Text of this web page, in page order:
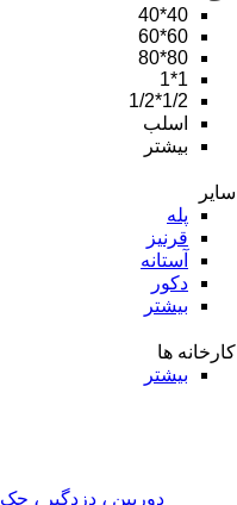
40*40
60*60
80*80
1*1
1/2*1/2
اسلب
بیشتر
سایر
پله
قرنیز
آستانه
دکور
بیشتر
کارخانه ها
بیشتر
دوربین ، دزدگیر ، جک